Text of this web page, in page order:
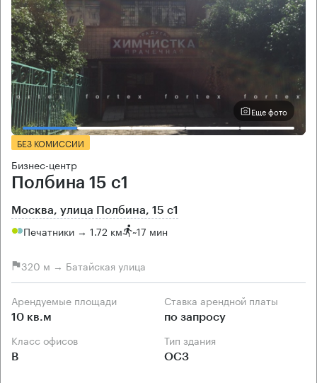
Еще фото
БЕЗ КОМИССИИ
Бизнес-центр
Полбина 15 с1
Москва, улица Полбина, 15 с1
Печатники → 1.72 км ~17 мин
320 м → Батайская улица
Арендуемые площади
10 кв.м
Ставка арендной платы
по запросу
Класс офисов
B
Тип здания
ОСЗ